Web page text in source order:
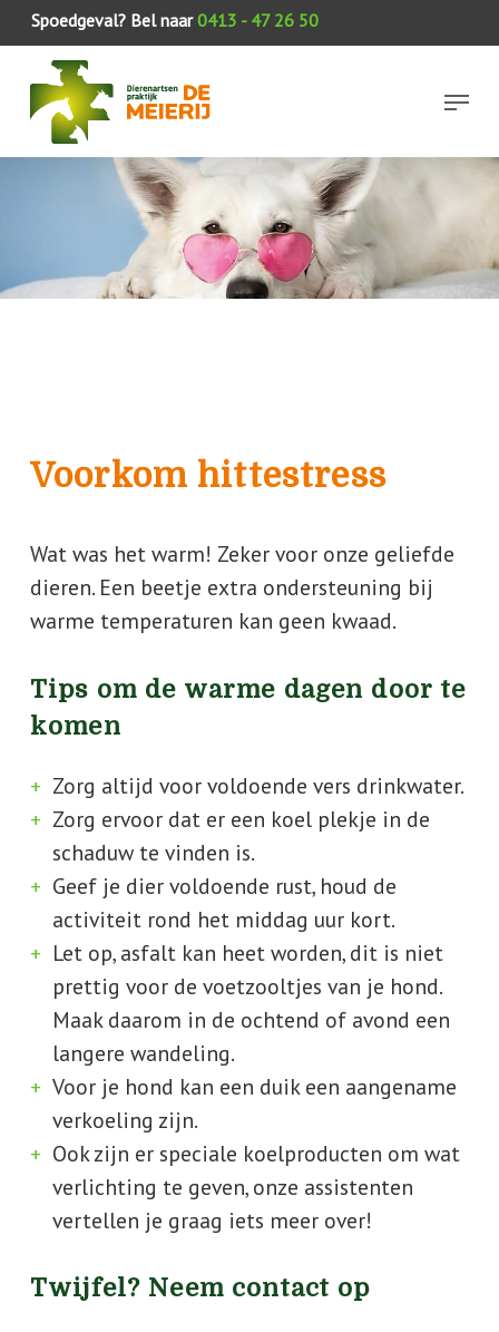
Skip
to
main
content
Spoedgeval? Bel naar0413 - 47 26 50
Menu
Voorkom hittestress
Wat was het warm! Zeker voor onze geliefde
dieren. Een beetje extra ondersteuning bij
warme temperaturen kan geen kwaad.
Tips om de warme dagen door te
komen
Zorg altijd voor voldoende vers drinkwater.
Zorg ervoor dat er een koel plekje in de
schaduw te vinden is.
Geef je dier voldoende rust, houd de
activiteit rond het middag uur kort.
Let op, asfalt kan heet worden, dit is niet
prettig voor de voetzooltjes van je hond.
Maak daarom in de ochtend of avond een
langere wandeling.
Voor je hond kan een duik een aangename
verkoeling zijn.
Ook zijn er speciale koelproducten om wat
verlichting te geven, onze assistenten
vertellen je graag iets meer over!
Twijfel? Neem contact op
Menu